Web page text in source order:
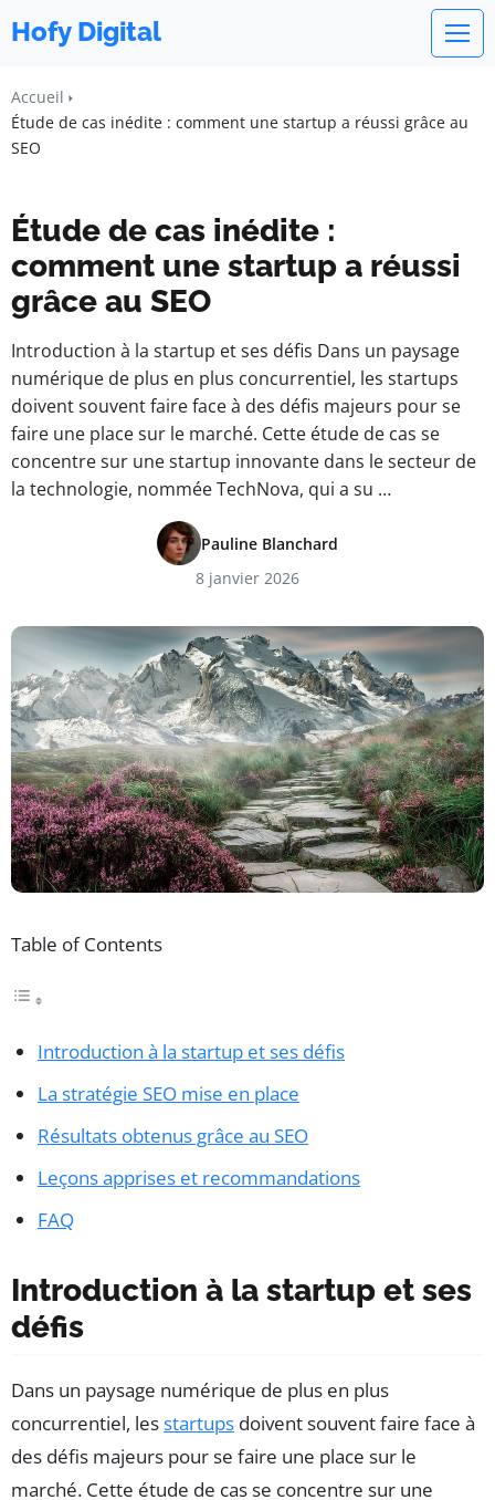
Hofy Digital
Accueil
Étude de cas inédite : comment une startup a réussi grâce au
SEO
Étude de cas inédite :
comment une startup a réussi
grâce au SEO
Introduction à la startup et ses défis Dans un paysage
numérique de plus en plus concurrentiel, les startups
doivent souvent faire face à des défis majeurs pour se
faire une place sur le marché. Cette étude de cas se
concentre sur une startup innovante dans le secteur de
la technologie, nommée TechNova, qui a su …
Pauline Blanchard
8 janvier 2026
Table of Contents
Introduction à la startup et ses défis
La stratégie SEO mise en place
Résultats obtenus grâce au SEO
Leçons apprises et recommandations
FAQ
Introduction à la startup et ses
défis
Dans un paysage numérique de plus en plus
concurrentiel, lesstartups doivent souvent faire face à
des défis majeurs pour se faire une place sur le
marché. Cette étude de cas se concentre sur une